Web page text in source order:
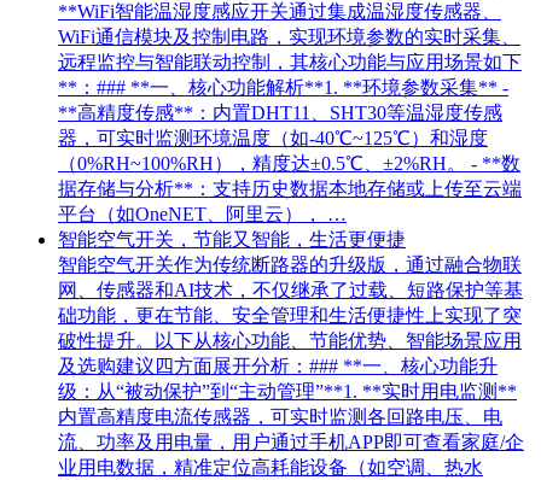
**WiFi智能温湿度感应开关通过集成温湿度传感器、
WiFi通信模块及控制电路，实现环境参数的实时采集、
远程监控与智能联动控制，其核心功能与应用场景如下
**：### **一、核心功能解析**1. **环境参数采集** -
**高精度传感**：内置DHT11、SHT30等温湿度传感
器，可实时监测环境温度（如-40℃~125℃）和湿度
（0%RH~100%RH），精度达±0.5℃、±2%RH。 - **数
据存储与分析**：支持历史数据本地存储或上传至云端
平台（如OneNET、阿里云）， …
智能空气开关，节能又智能，生活更便捷
智能空气开关作为传统断路器的升级版，通过融合物联
网、传感器和AI技术，不仅继承了过载、短路保护等基
础功能，更在节能、安全管理和生活便捷性上实现了突
破性提升。以下从核心功能、节能优势、智能场景应用
及选购建议四方面展开分析：### **一、核心功能升
级：从“被动保护”到“主动管理”**1. **实时用电监测**
内置高精度电流传感器，可实时监测各回路电压、电
流、功率及用电量，用户通过手机APP即可查看家庭/企
业用电数据，精准定位高耗能设备（如空调、热水